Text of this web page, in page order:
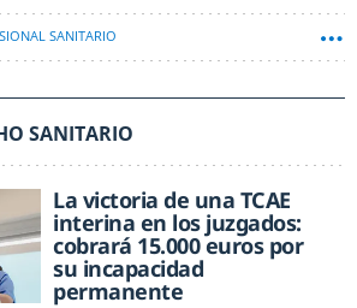
SANITARIO
SANITARIO
La victoria de una TCAE
interina en los juzgados:
cobrará 15.000 euros por
su incapacidad
permanente